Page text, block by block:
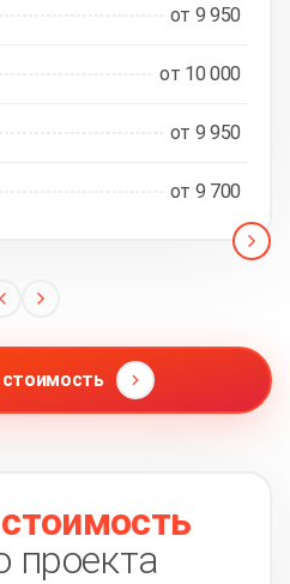
от 9 950
от 10 000
от 9 950
от 9 700
проекта